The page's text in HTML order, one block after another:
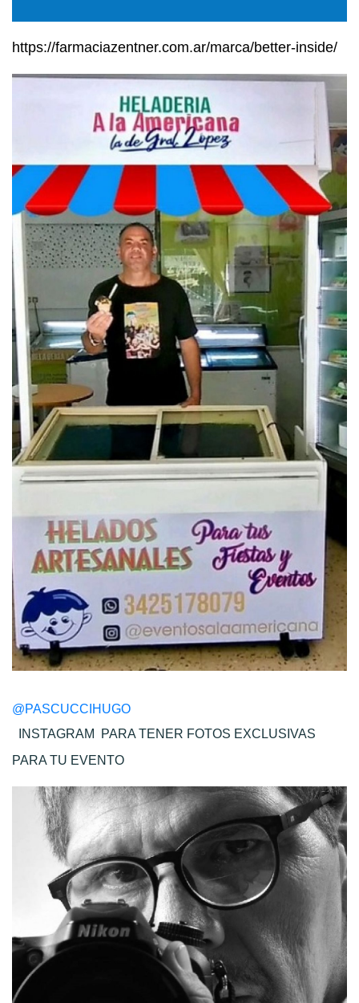
https://farmaciazentner.com.ar/marca/better-inside/
@PASCUCCIHUGO
INSTAGRAM
PARA TENER FOTOS EXCLUSIVAS
PARA TU EVENTO